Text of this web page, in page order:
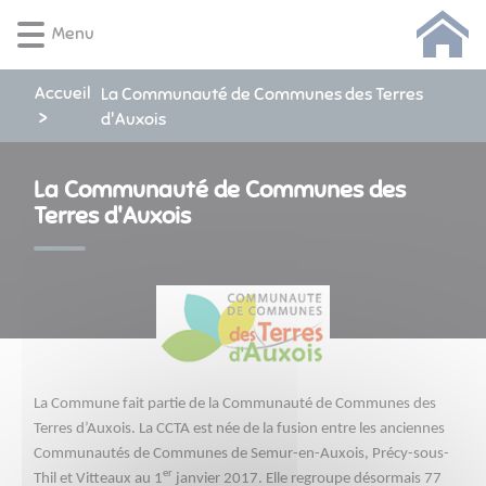
d'accès
menu
d'accès
contenu
principal
d'accès
recherche
d'accès
de
Menu
Accueil La Communauté de Communes des Terres
d'Auxois
La Communauté de Communes des
Terres d'Auxois
La Commune fait partie de la Communauté de Communes des
Terres d’Auxois. La CCTA est née de la fusion entre les anciennes
Communautés de Communes de Semur-en-Auxois, Précy-sous-
Thil et Vitteaux au 1er janvier 2017. Elle regroupe désormais 77